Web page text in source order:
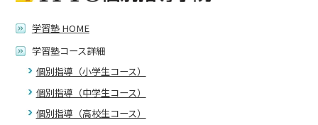
学習塾 HOME
学習塾コース詳細
個別指導（小学生コース）
個別指導（中学生コース）
個別指導（高校生コース）